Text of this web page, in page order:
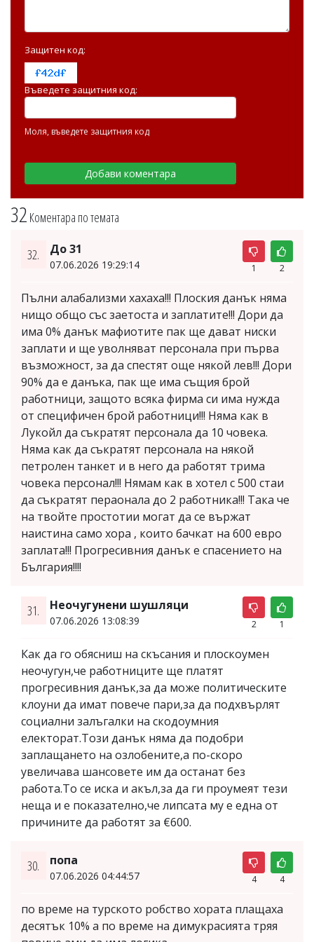
32 Коментара по темата
32. До 31
07.06.2026 19:29:14 1 2
Пълни алабализми хахаха!!! Плоския данък няма
нищо общо със заетоста и заплатите!!! Дори да
има 0% данък мафиотите пак ще дават ниски
заплати и ще уволняват персонала при първа
възможност, за да спестят още някой лев!!! Дори
90% да е данъка, пак ще има същия брой
работници, защото всяка фирма си има нужда
от специфичен брой работници!!! Няма как в
Лукойл да съкратят персонала да 10 човека.
Няма как да съкратят персонала на някой
петролен танкет и в него да работят трима
човека персонал!!! Нямам как в хотел с 500 стаи
да съкратят пераонала до 2 работника!!! Така че
на твойте простотии могат да се вържат
наистина само хора , които бачкат на 600 евро
заплата!!! Прогресивния данък е спасението на
България!!!!
31. Неочугунени шушляци
07.06.2026 13:08:39 2 1
Как да го обясниш на скъсания и плоскоумен
неочугун,че работниците ще платят
прогресивния данък,за да може политическите
клоуни да имат повече пари,за да подхвърлят
социални залъгалки на скодоумния
електорат.Този данък няма да подобри
заплащането на озлобените,а по-скоро
увеличава шансовете им да останат без
работа.То се иска и акъл,за да ги проумеят тези
неща и е показателно,че липсата му е една от
причините да работят за €600.
30. попа
07.06.2026 04:44:57 4 4
по време на турското робство хората плащаха
десятък 10% а по време на димукрасията тряя
Защитен код:
Въведете защитния код:
Моля, въведете защитния код